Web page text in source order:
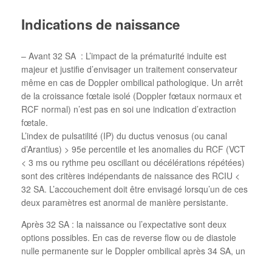
Indications de naissance
– Avant 32 SA : L’impact de la prématurité induite est
majeur et justifie d’envisager un traitement conservateur
même en cas de Doppler ombilical pathologique. Un arrêt
de la croissance fœtale isolé (Doppler fœtaux normaux et
RCF normal) n’est pas en soi une indication d’extraction
fœtale.
L’index de pulsatilité (IP) du ductus venosus (ou canal
d’Arantius) > 95e percentile et les anomalies du RCF (VCT
< 3 ms ou rythme peu oscillant ou décélérations répétées)
sont des critères indépendants de naissance des RCIU <
32 SA. L’accouchement doit être envisagé lorsqu’un de ces
deux paramètres est anormal de manière persistante.
Après 32 SA : la naissance ou l’expectative sont deux
options possibles. En cas de reverse flow ou de diastole
nulle permanente sur le Doppler ombilical après 34 SA, un